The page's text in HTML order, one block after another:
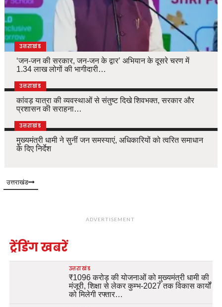
उत्तराखंड
‘जन-जन की सरकार, जन-जन के द्वार’ अभियान के दूसरे चरण में
1.34 लाख लोगों की भागीदारी…
उत्तराखंड
कांवड़ यात्रा की व्यवस्थाओं से संतुष्ट दिखे शिवभक्त, सरकार और
प्रशासन की सराहना…
उत्तराखंड
मुख्यमंत्री धामी ने सुनीं जन समस्याएं, अधिकारियों को त्वरित समाधान
के दिए निर्देश
उत्तराखंड
ADVERTISEMENT
ट्रेंडिंग खबरें
उत्तराखंड
₹1096 करोड़ की योजनाओं को मुख्यमंत्री धामी की
मंजूरी, शिक्षा से लेकर कुम्भ-2027 तक विकास कार्यों
को मिलेगी रफ्तार…